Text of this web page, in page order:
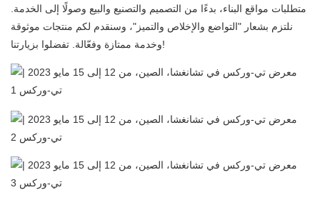
متطلبات مواقع البناء، بدءًا من التصميم والتصنيع والبيع وصولًا إلى الخدمة.
نلتزم بشعار "التواضع والإخلاص والتميز"، وسنقدم لكم منتجات موثوقة
وخدمة ممتازة وفعّالة. تفضلوا بزيارتنا!